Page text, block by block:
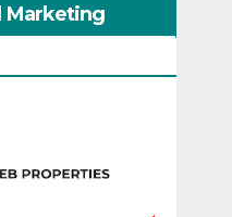
Marketing